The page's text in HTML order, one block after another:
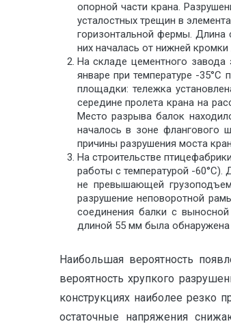
опорной части крана.
усталостных трещин в
горизонтальной фермы. Длина
них началась от нижней
На складе цементного завода
январе при температуре -
площадки: тележка
середине пролета крана на
Место разрыва балок
началось в зоне флангового
причины разрушения моста
На строительстве
работы с температурой -60°С).
не превышающей
разрушение неповоротной
соединения балки с
длиной 55 мм была
Наибольшая вероятность
вероятность хрупкого
конструкциях наиболее резко
остаточные напряжения